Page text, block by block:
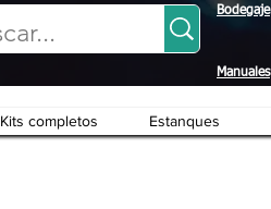
Bodegaje
Manuales
Kits completos Estanques